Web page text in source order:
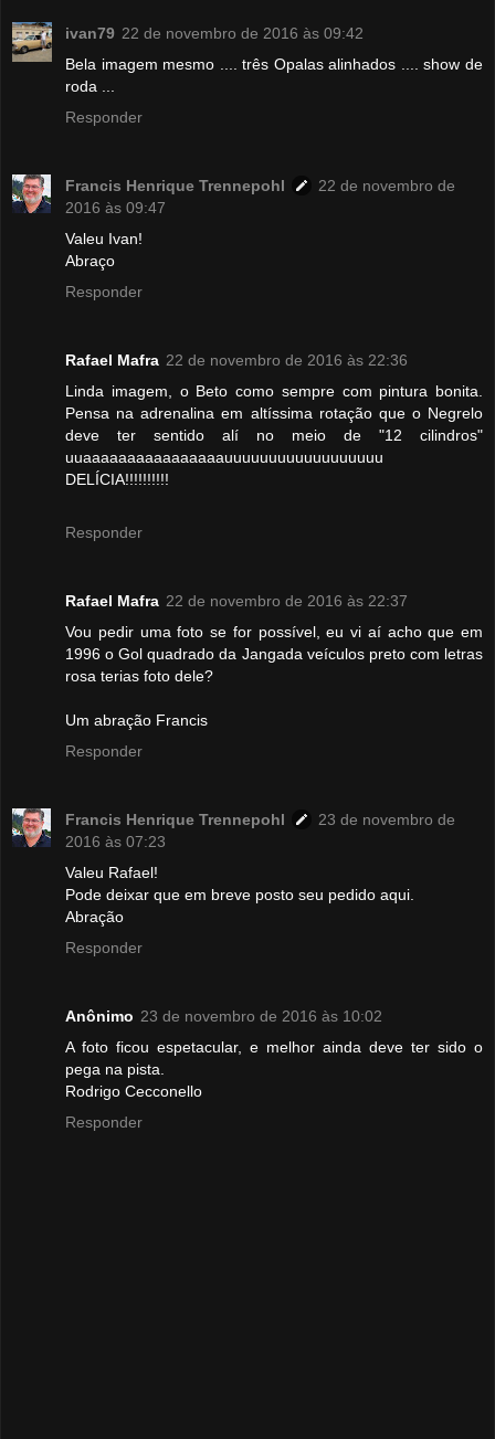
ivan79 22 de novembro de 2016 às 09:42
Bela imagem mesmo .... três Opalas alinhados .... show de
roda ...
Responder
Francis Henrique Trennepohl
22 de novembro de
2016 às 09:47
Valeu Ivan!
Abraço
Responder
Rafael Mafra 22 de novembro de 2016 às 22:36
Linda imagem, o Beto como sempre com pintura bonita.
Pensa na adrenalina em altíssima rotação que o Negrelo
deve ter sentido alí no meio de "12 cilindros"
uuaaaaaaaaaaaaaaaauuuuuuuuuuuuuuuuuu
DELÍCIA!!!!!!!!!!
Responder
Rafael Mafra 22 de novembro de 2016 às 22:37
Vou pedir uma foto se for possível, eu vi aí acho que em
1996 o Gol quadrado da Jangada veículos preto com letras
rosa terias foto dele?
Um abração Francis
Responder
Francis Henrique Trennepohl
23 de novembro de
2016 às 07:23
Valeu Rafael!
Pode deixar que em breve posto seu pedido aqui.
Abração
Responder
Anônimo 23 de novembro de 2016 às 10:02
A foto ficou espetacular, e melhor ainda deve ter sido o
pega na pista.
Rodrigo Cecconello
Responder